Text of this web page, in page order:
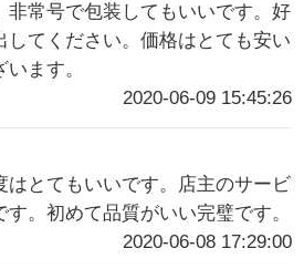
非常号で包装してもいいです。好
してください。価格はとても安い
ます。
2020-06-09 15:45:26
はとてもいいです。店主のサービ
。初めて品質がいい完璧です。
2020-06-08 17:29:00